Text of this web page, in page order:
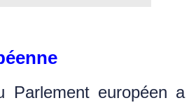
Parlement européen a